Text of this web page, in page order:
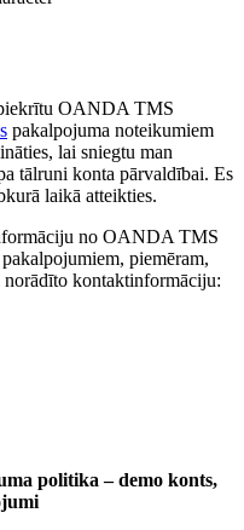
OANDA TMS
pakalpojuma noteikumiem
lai sniegtu man
tālruni konta pārvaldībai. Es
laikā atteikties.
no OANDA TMS
piemēram,
kontaktinformāciju:
politika – demo konts,